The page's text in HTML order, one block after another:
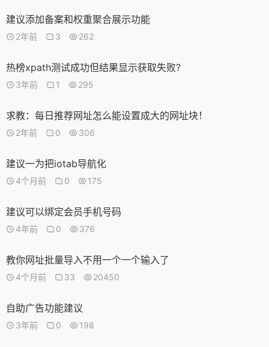
建议添加备案和权重聚合展示功能
2年前 3 262
热榜xpath测试成功但结果显示获取失败?
3年前 1 295
求教：每日推荐网址怎么能设置成大的网址块！
2年前 0 306
建议一为把iotab导航化
4个月前 0 175
建议可以绑定会员手机号码
4年前 0 376
教你网址批量导入不用一个一个输入了
4个月前 33 20450
自助广告功能建议
3年前 0 198